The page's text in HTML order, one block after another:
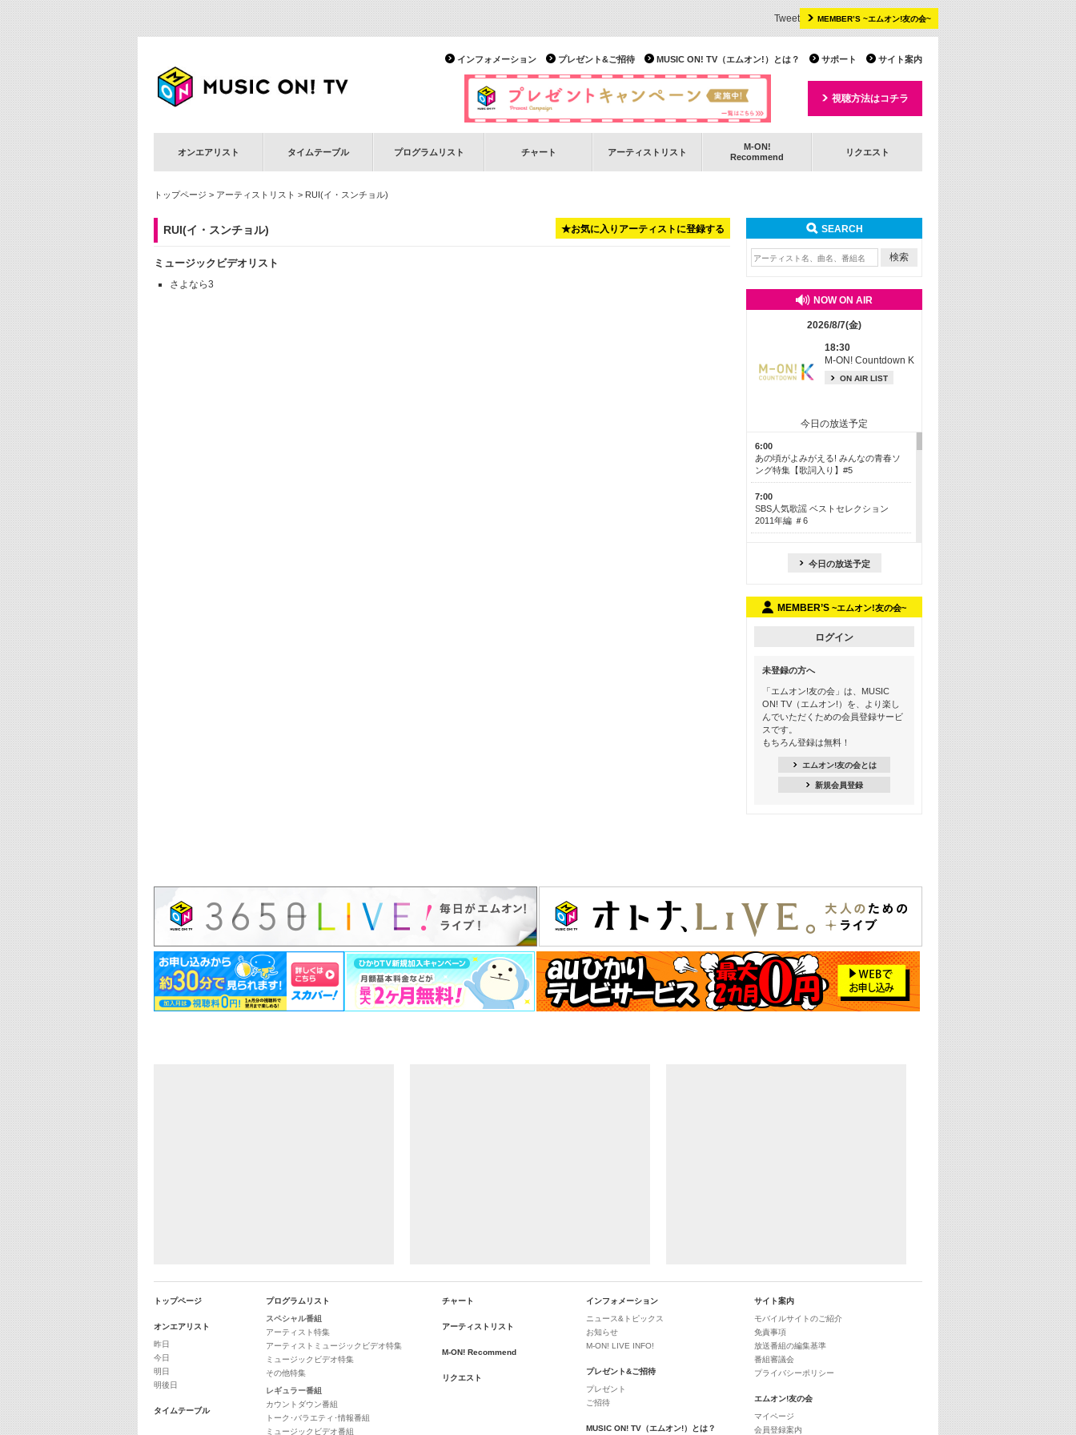
MEMBER’S ~エムオン!友の会~
Tweet
サイト案内
サポート
MUSIC ON! TV（エムオン!）とは？
プレゼント&ご招待
インフォメーション
視聴方法はコチラ
オンエアリスト タイムテーブル プログラムリスト チャート アーティストリスト
M-ON!
Recommend
リクエスト
トップページ > アーティストリスト > RUI(イ・スンチョル)
★お気に入りアーティストに登録する
RUI(イ・スンチョル)
ミュージックビデオリスト
さよなら3
SEARCH
NOW ON AIR
2026/8/7(金)
18:30
M-ON! Countdown K
ON AIR LIST
今日の放送予定
6:00
あの頃がよみがえる! みんなの青春ソ
ング特集【歌詞入り】#5
7:00
SBS人気歌謡 ベストセレクション
2011年編 ＃6
今も昔も愛される鉄板カラオケメドレ
ー【歌詞入り】 一挙5時間！
13:30
Apple Music カウントダウン 20
16:30
あのころK-POPヒッツ! 2018→2021年
18:30
M-ON! Countdown K
23:00
SUPER EIGHT特集
24:00
25:00
エムオン! ヒッツ
26:00
今日の放送予定
MEMBER’S ~エムオン!友の会~
ログイン
未登録の方へ
「エムオン!友の会」は、MUSIC
ON! TV（エムオン!）を、より楽し
んでいただくための会員登録サービ
スです。
もちろん登録は無料！
エムオン!友の会とは
新規会員登録
トップページ
オンエアリスト
昨日
今日
明日
明後日
タイムテーブル
プログラムリスト
スペシャル番組
アーティスト特集
アーティストミュージックビデオ特集
ミュージックビデオ特集
その他特集
レギュラー番組
カウントダウン番組
トーク･バラエティ･情報番組
ミュージックビデオ番組
チャート
アーティストリスト
M-ON! Recommend
リクエスト
インフォメーション
ニュース&トピックス
お知らせ
M-ON! LIVE INFO!
プレゼント&ご招待
プレゼント
ご招待
MUSIC ON! TV（エムオン!）とは？
サイト案内
モバイルサイトのご紹介
免責事項
放送番組の編集基準
番組審議会
プライバシーポリシー
エムオン!友の会
マイページ
会員登録案内